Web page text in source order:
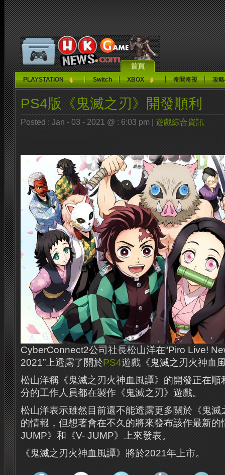
首頁
PLAYSTATION Switch XBOX 奇聞奇視 攻
PS4版《鬼滅之刃》開發順利
Posted : Jan - 03 - 2021 @ : 6:03 pm | 遊戲綜合資訊
Cyber​​Connect2公司社長松山洋在“Piro Live!
2021”上透露了關於PS4遊戲《鬼滅之刃火神血
松山洋稱《鬼滅之刃火神血風譚》的開發正在順
分的工作人員都在製作《鬼滅之刃》遊戲。
松山洋表示雖然目前還不能透露更多關於《鬼滅
的情報，但想著會在不久的將來發布該作最新的
JUMP》和《V- JUMP》上來發表。
《鬼滅之刃火神血風譚》將於2021年上市。